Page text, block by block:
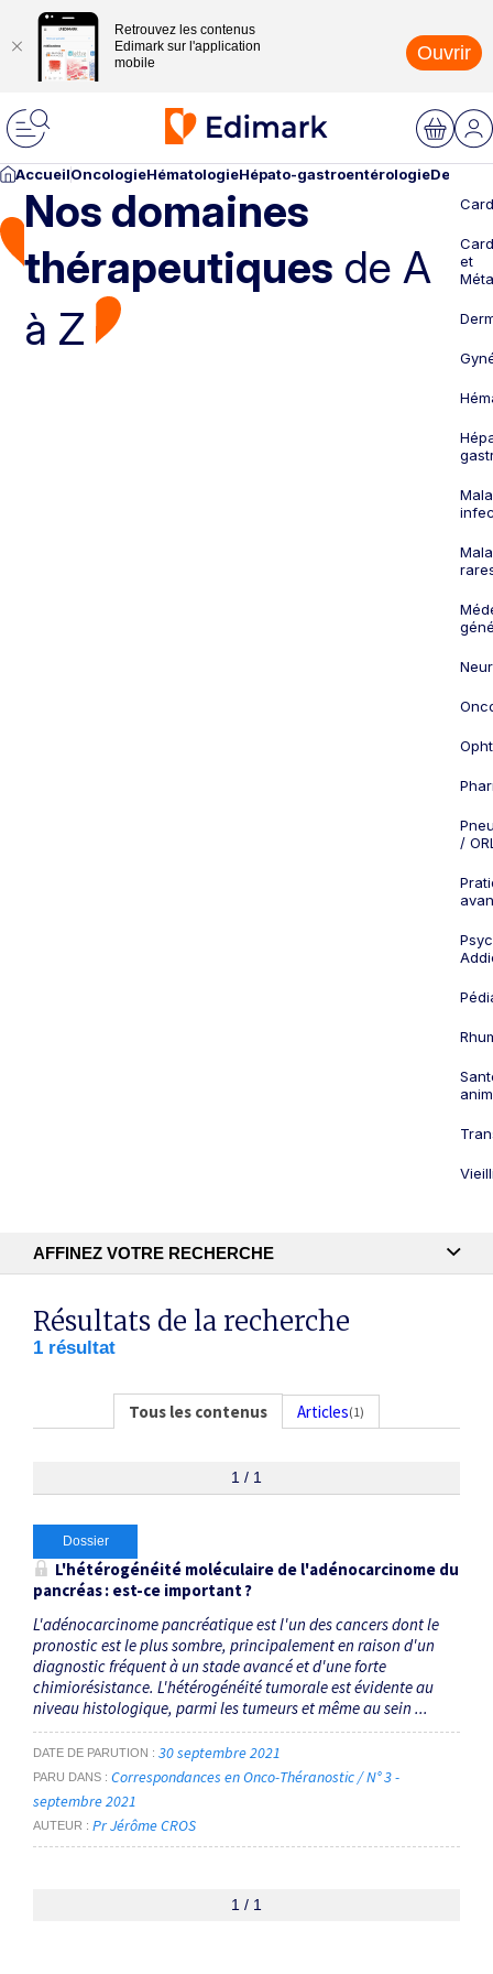
Retrouvez les contenus
Edimark sur l'application
mobile
Ouvrir
AccueilOncologieHématologieHépato-gastroentérologie
Nos domaines
thérapeutiques de A
à Z
et
/
AFFINEZ VOTRE RECHERCHE
Recherche textuelle
Sous-types transcriptomiques ×
Dates
Du
au
Résultats de la recherche
1 résultat
Tous les contenus Articles(1)
1 / 1
Dossier
L'hétérogénéité moléculaire de l'adénocarcinome du
pancréas : est-ce important ?
L'adénocarcinome pancréatique est l'un des cancers dont le
pronostic est le plus sombre, principalement en raison d'un
diagnostic fréquent à un stade avancé et d'une forte
chimiorésistance. L'hétérogénéité tumorale est évidente au
niveau histologique, parmi les tumeurs et même au sein ...
DATE DE PARUTION 30 septembre 2021
PARU DANS
Correspondances en Onco-Théranostic / N° 3 -
septembre 2021
AUTEUR Pr Jérôme CROS
1 / 1